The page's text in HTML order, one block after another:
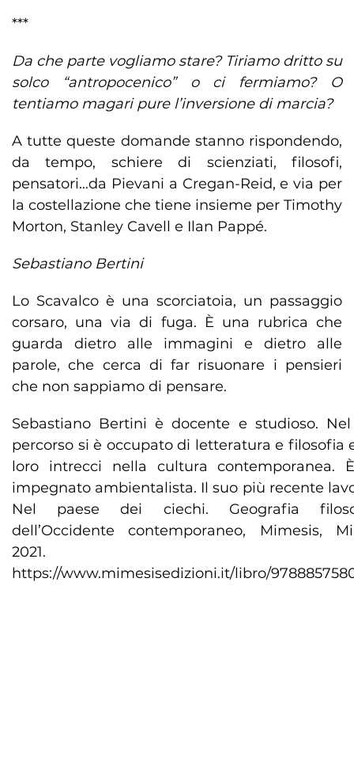
***
Da che parte vogliamo stare? Tiriamo dritto su
solco “antropocenico” o ci fermiamo? O
tentiamo magari pure l’inversione di marcia?
A tutte queste domande stanno rispondendo,
da tempo, schiere di scienziati, filosofi,
pensatori…da Pievani a Cregan-Reid, e via per
la costellazione che tiene insieme per Timothy
Morton, Stanley Cavell e Ilan Pappé.
Sebastiano Bertini
Lo Scavalco è una scorciatoia, un passaggio
corsaro, una via di fuga. È una rubrica che
guarda dietro alle immagini e dietro alle
parole, che cerca di far risuonare i pensieri
che non sappiamo di pensare.
Sebastiano Bertini è docente e studioso.
percorso si è occupato di letteratura e filosofia
loro intrecci nella cultura contemporanea.
impegnato ambientalista. Il suo più recente
Nel paese dei ciechi. Geografia
dell’Occidente contemporaneo, Mimesis,
2021.
https://www.mimesisedizioni.it/libro/